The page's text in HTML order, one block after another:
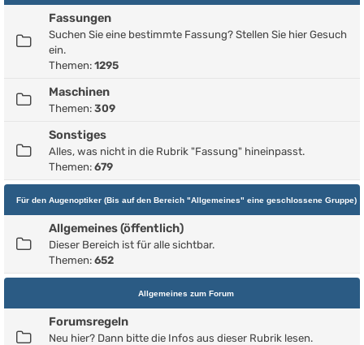
Fassungen
Suchen Sie eine bestimmte Fassung? Stellen Sie hier Gesuch
ein.
Themen: 1295
Maschinen
Themen: 309
Sonstiges
Alles, was nicht in die Rubrik "Fassung" hineinpasst.
Themen: 679
Für den Augenoptiker (Bis auf den Bereich "Allgemeines" eine geschlossene Gruppe)
Allgemeines (öffentlich)
Dieser Bereich ist für alle sichtbar.
Themen: 652
Allgemeines zum Forum
Forumsregeln
Neu hier? Dann bitte die Infos aus dieser Rubrik lesen.